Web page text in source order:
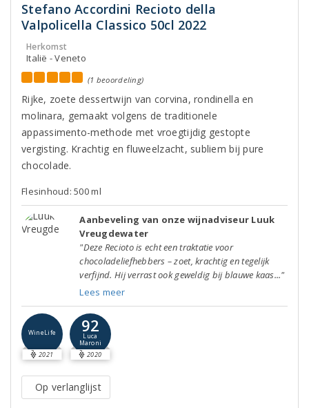
Stefano Accordini Recioto della
Valpolicella Classico 50cl 2022
Herkomst
Italië - Veneto
(1 beoordeling)
Rijke, zoete dessertwijn van corvina, rondinella en
molinara, gemaakt volgens de traditionele
appassimento-methode met vroegtijdig gestopte
vergisting. Krachtig en fluweelzacht, subliem bij pure
chocolade.
Flesinhoud: 500 ml
Aanbeveling van onze wijnadviseur Luuk
Vreugdewater
"Deze Recioto is echt een traktatie voor
chocoladeliefhebbers – zoet, krachtig en tegelijk
verfijnd. Hij verrast ook geweldig bij blauwe kaas..."
Lees meer
WineLife
2021
92
Luca
Maroni
2020
Op verlanglijst